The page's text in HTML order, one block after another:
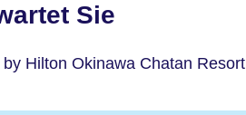
Sie
Hilton Okinawa Chatan Resort